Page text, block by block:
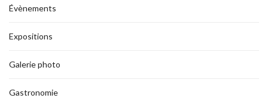
Évènements
Expositions
Galerie photo
Gastronomie